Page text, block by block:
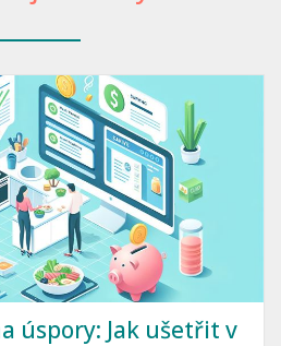
úspory: Jak ušetřit v